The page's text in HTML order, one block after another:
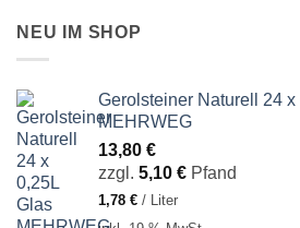
NEU IM SHOP
Gerolsteiner Naturell 24 x
MEHRWEG
13,80 €
zzgl. 5,10 € Pfand
1,78 € / Liter